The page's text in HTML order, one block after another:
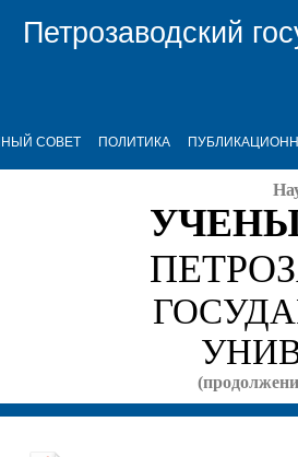
Петрозаводский
СОВЕТ ПОЛИТИКА